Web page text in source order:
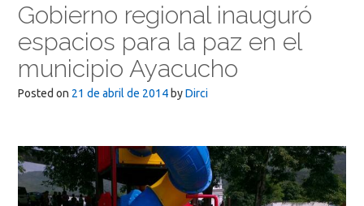
Gobierno regional inauguró
espacios para la paz en el
municipio Ayacucho
Posted on 21 de abril de 2014 byDirci